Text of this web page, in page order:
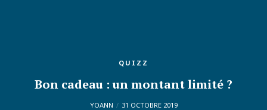
QUIZZ
Bon cadeau : un montant limité ?
YOANN 31 OCTOBRE 2019